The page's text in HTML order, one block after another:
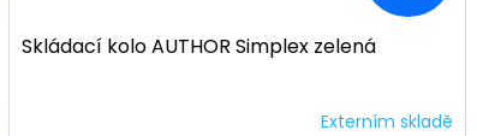
Skládací kolo AUTHOR Simplex zelená
Externím skladě